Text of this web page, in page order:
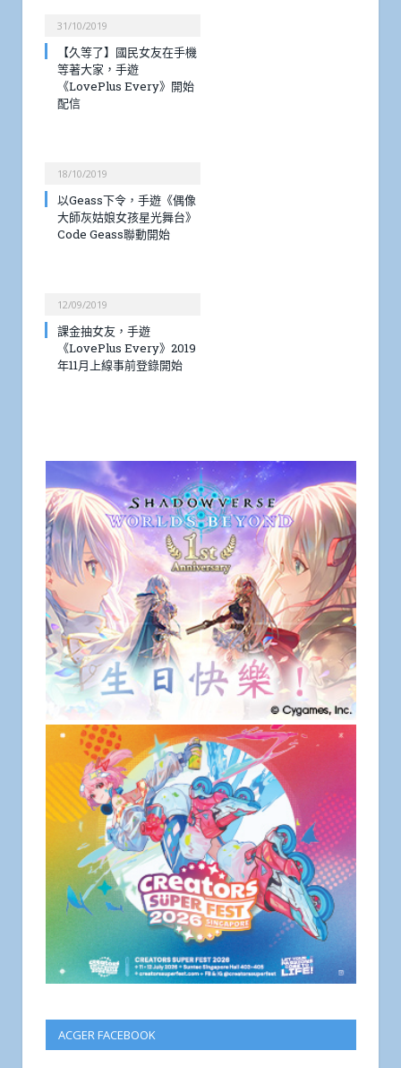
31/10/2019
【久等了】國民女友在手機
等著大家，手遊
《LovePlus Every》開始
配信
18/10/2019
以Geass下令，手遊《偶像
大師灰姑娘女孩星光舞台》
Code Geass聯動開始
12/09/2019
課金抽女友，手遊
《LovePlus Every》2019
年11月上線事前登錄開始
ACGER FACEBOOK